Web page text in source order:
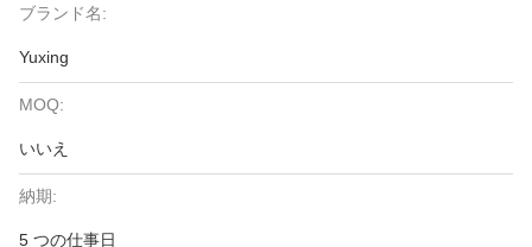
ブランド名:
Yuxing
MOQ:
いいえ
納期:
5 つの仕事日